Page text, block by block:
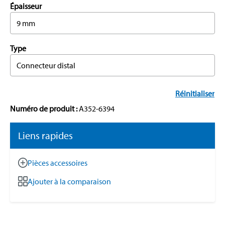
Épaisseur
9 mm
Type
Connecteur distal
Réinitialiser
Numéro de produit :A352-6394
Liens rapides
Pièces accessoires
Ajouter à la comparaison